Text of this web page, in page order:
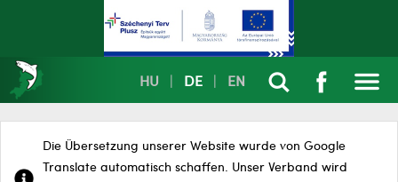
HU DE EN
Die Übersetzung unserer Website wurde von Google
Translate automatisch schaffen. Unser Verband wird